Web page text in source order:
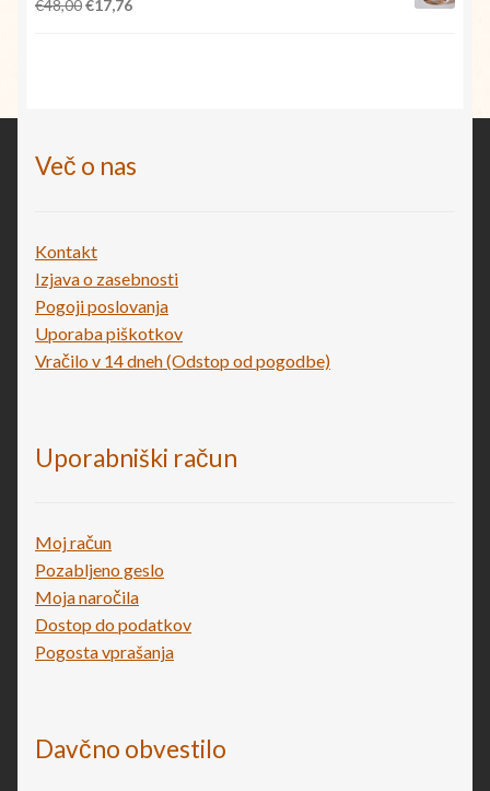
€48,00€17,76
Več o nas
Kontakt
Izjava o zasebnosti
Pogoji poslovanja
Uporaba piškotkov
Vračilo v 14 dneh (Odstop od pogodbe)
Uporabniški račun
Moj račun
Pozabljeno geslo
Moja naročila
Dostop do podatkov
Pogosta vprašanja
Davčno obvestilo